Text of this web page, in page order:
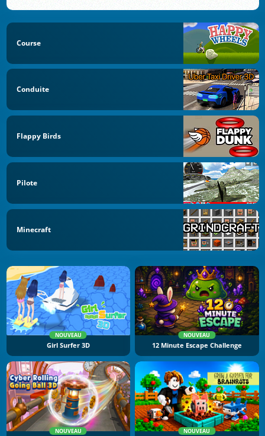
Course
Conduite
Flappy Birds
Pilote
Minecraft
NOUVEAU
Girl Surfer 3D
NOUVEAU
12 Minute Escape Challenge
NOUVEAU NOUVEAU